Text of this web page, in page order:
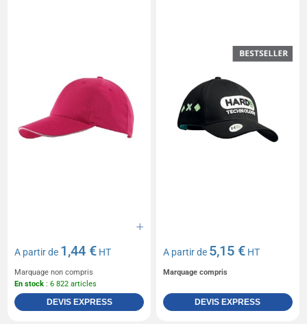
A partir de 1,44 € HT
Marquage non compris
En stock : 6 822 articles
DEVIS EXPRESS
A partir de 5,15 € HT
Marquage compris
DEVIS EXPRESS